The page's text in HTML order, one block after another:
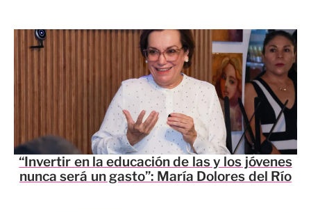
“Invertir en la educación de las y los jóvenes
nunca será un gasto”: María Dolores del Río